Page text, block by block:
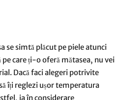
presa
se simtă plăcut pe piele atunci
care ți-o oferă mătasea, nu vei
Dacă faci alegeri potrivite
îți reglezi ușor temperatura
ia în considerare